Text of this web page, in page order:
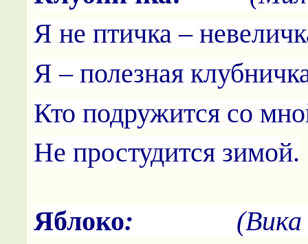
Я не птичка –
Я – полезная
Кто подружится со
Не простудится зимой.
Яблоко: (Вика